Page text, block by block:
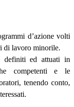
d’azione volti
di lavoro minorile.
definiti ed attuati in
competenti e le
tenendo conto,